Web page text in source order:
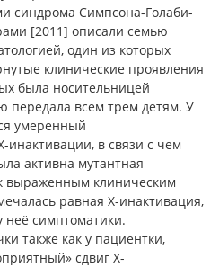
синдрома Симпсона-Голаби-
[2011] описали семью
один из которых
клинические проявления
была носительницей
передала всем трем детям. У
умеренный
инактивации, в связи с чем
активна мутантная
выраженным клиническим
равная Х-инактивация,
неё симптоматики.
также как у пациентки,
сдвиг Х-